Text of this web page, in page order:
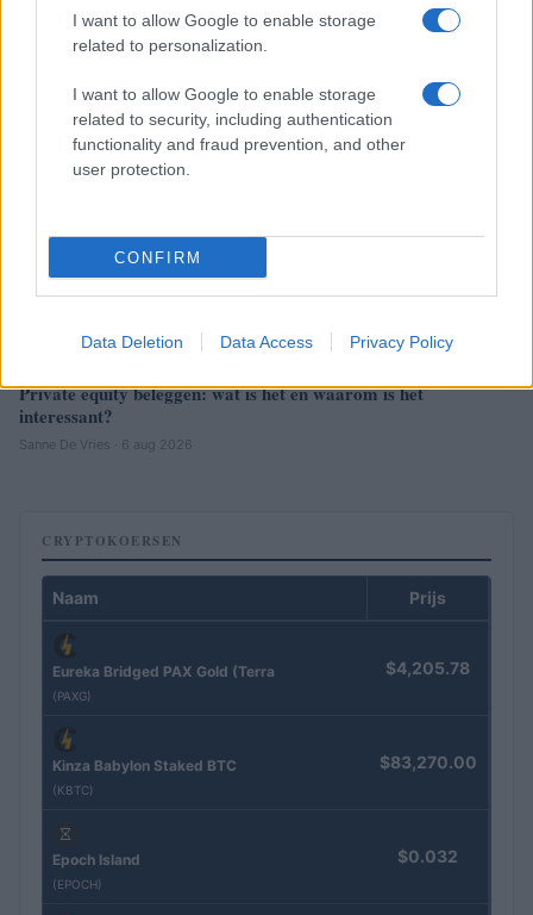
I want to allow Google to enable storage
related to personalization.
I want to allow Google to enable storage
related to security, including authentication
functionality and fraud prevention, and other
user protection.
CONFIRM
Data Deletion Data Access Privacy Policy
Private equity beleggen: wat is het en waarom is het
interessant?
Sanne De Vries · 6 aug 2026
CRYPTOKOERSEN
Naam Prijs
Eureka Bridged PAX Gold (Terra
(PAXG)
$4,205.78
Kinza Babylon Staked BTC
(KBTC)
$83,270.00
Epoch Island
(EPOCH)
$0.032